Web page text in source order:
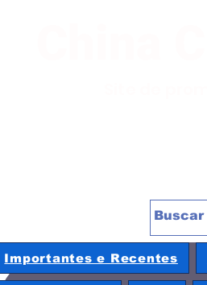
China
Importantes e Recentes